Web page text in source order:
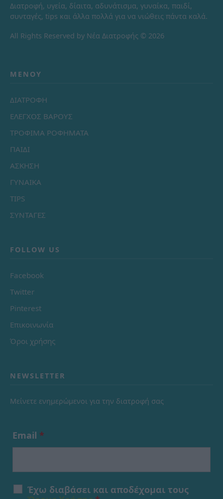
Διατροφή, υγεία, δίαιτα, αδυνάτισμα, γυναίκα, παιδί,
συνταγές, tips και άλλα πολλά για να νιώθεις πάντα καλά.
All Rights Reserved by Νέα Διατροφής © 2026
ΜΕΝΟΎ
ΔΙΑΤΡΟΦΗ
ΕΛΕΓΧΟΣ ΒΑΡΟΥΣ
ΤΡΟΦΙΜΑ ΡΟΦΗΜΑΤΑ
ΠΑΙΔΙ
ΑΣΚΗΣΗ
ΓΥΝΑΙΚΑ
TIPS
ΣΥΝΤΑΓΕΣ
FOLLOW US
Facebook
Twitter
Pinterest
Επικοινωνία
Όροι χρήσης
NEWSLETTER
Μείνετε ενημερώμενοι για την διατροφή σας
Email *
Έχω διαβάσει και αποδέχομαι τους